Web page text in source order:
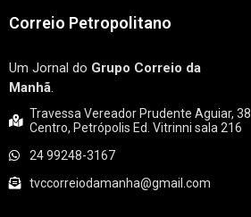
Correio Petropolitano
Um Jornal do Grupo Correio da
Manhã.
Travessa Vereador Prudente Aguiar, 38
Centro, Petrópolis Ed. Vitrinni sala 216
24 99248-3167
tvccorreiodamanha@gmail.com